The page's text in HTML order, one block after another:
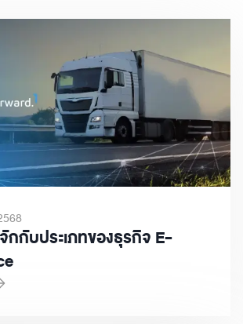
กกับประเภทของธุรกิจ E-
ระเภทของธุรกิจ E-commerce